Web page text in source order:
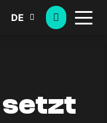
DE